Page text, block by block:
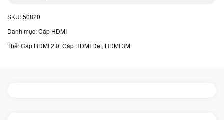
SKU:50820
Danh mục:Cáp HDMI
Thẻ:Cáp HDMI 2.0, Cáp HDMI Dẹt, HDMI 3M